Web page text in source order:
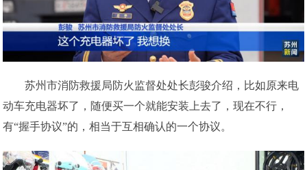
苏州市消防救援局防火监督处处长彭骏介绍，比如原来电
动车充电器坏了，随便买一个就能安装上去了，现在不行，
有“握手协议”的，相当于互相确认的一个协议。